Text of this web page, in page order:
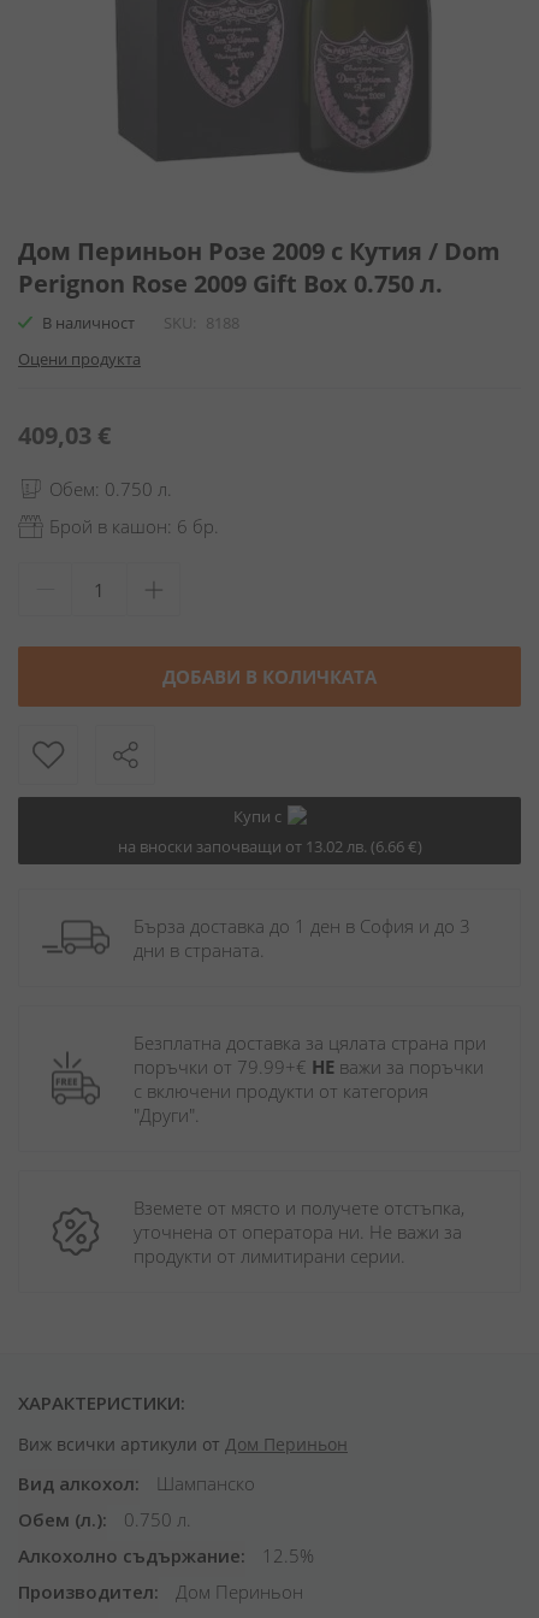
към
началото
на
галерия
снимки
Дом Периньон Розе 2009 с Кутия / Dom
Perignon Rose 2009 Gift Box 0.750 л.
В наличност SKU
8188
Оцени продукта
409,03 €
Обем: 0.750 л.
Брой в кашон: 6 бр.
ДОБАВИ В КОЛИЧКАТА
Купи с
на вноски започващи от 13.02 лв. (6.66 €)
Бърза доставка до 1 ден в София и до 3
дни в страната.
Безплатна доставка за цялата страна при
поръчки от 79.99+€ НЕ важи за поръчки
с включени продукти от категория
"Други".
Вземете от място и получете отстъпка,
уточнена от оператора ни. Не важи за
продукти от лимитирани серии.
ХАРАКТЕРИСТИКИ:
Виж всички артикули от Дом Периньон
Вид алкохол
Шампанско
Обем (л.)
0.750 л.
Алкохолно съдържание
12.5%
Производител
Дом Периньон